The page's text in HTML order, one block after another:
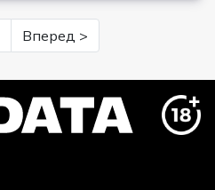
Вперед >